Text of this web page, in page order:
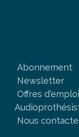
Abonnement
Newsletter
Offres d'emploi
Nous